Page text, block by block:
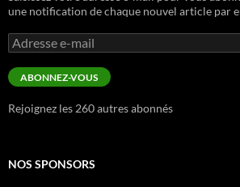
une notification de chaque nouvel article par
Adresse
e-
mail
ABONNEZ-VOUS
Rejoignez les 260 autres abonnés
NOS SPONSORS